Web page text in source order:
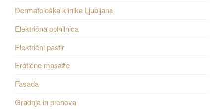
Dermatološka klinika Ljubljana
Električna polnilnica
Električni pastir
Erotične masaže
Fasada
Gradnja in prenova